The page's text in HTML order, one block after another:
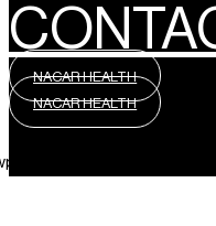
NACAR HEALTH
NACAR HEALTH